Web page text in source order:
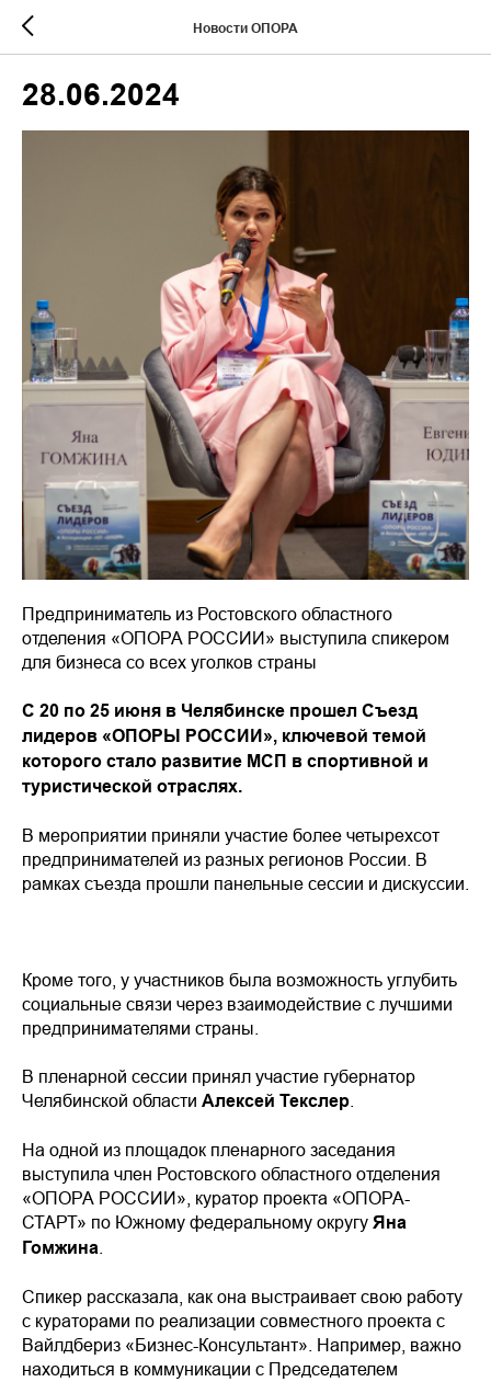
Новости ОПОРА
28.06.2024
Предприниматель из Ростовского областного
отделения «ОПОРА РОССИИ» выступила спикером
для бизнеса со всех уголков страны
С 20 по 25 июня в Челябинске прошел Съезд
лидеров «ОПОРЫ РОССИИ», ключевой темой
которого стало развитие МСП в спортивной и
туристической отраслях.
В мероприятии приняли участие более четырехсот
предпринимателей из разных регионов России. В
рамках съезда прошли панельные сессии и дискуссии.
Кроме того, у участников была возможность углубить
социальные связи через взаимодействие с лучшими
предпринимателями страны.
В пленарной сессии принял участие губернатор
Челябинской области Алексей Текслер
На одной из площадок пленарного заседания
выступила член Ростовского областного отделения
«ОПОРА РОССИИ», куратор проекта «ОПОРА-
СТАРТ» по Южному федеральному округу Яна
Гомжина
Спикер рассказала, как она выстраивает свою работу
с кураторами по реализации совместного проекта с
Вайлдбериз «Бизнес-Консультант». Например, важно
находиться в коммуникации с Председателем